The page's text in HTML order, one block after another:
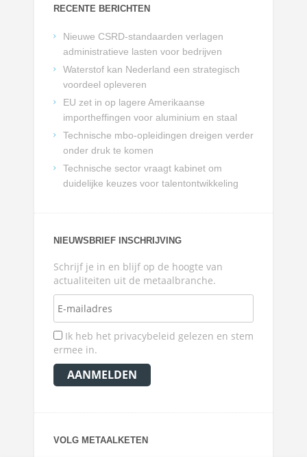
RECENTE BERICHTEN
Nieuwe CSRD-standaarden verlagen
administratieve lasten voor bedrijven
Waterstof kan Nederland een strategisch
voordeel opleveren
EU zet in op lagere Amerikaanse
importheffingen voor aluminium en staal
Technische mbo-opleidingen dreigen verder
onder druk te komen
Technische sector vraagt kabinet om
duidelijke keuzes voor talentontwikkeling
NIEUWSBRIEF INSCHRIJVING
Schrijf je in en blijf op de hoogte van
actualiteiten uit de metaalbranche.
Ik heb het privacybeleid gelezen en stem
ermee in.
VOLG METAALKETEN